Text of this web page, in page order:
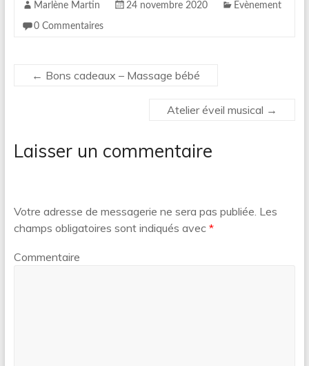
Marlène Martin 24 novembre 2020 Evènement
0 Commentaires
← Bons cadeaux – Massage bébé
Atelier éveil musical →
Laisser un commentaire
Votre adresse de messagerie ne sera pas publiée. Les
champs obligatoires sont indiqués avec *
Commentaire